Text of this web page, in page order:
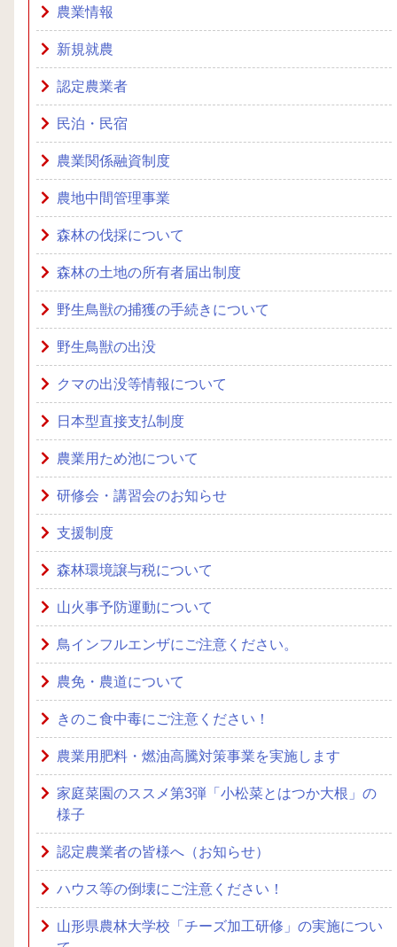
農業情報
新規就農
認定農業者
民泊・民宿
農業関係融資制度
農地中間管理事業
森林の伐採について
森林の土地の所有者届出制度
野生鳥獣の捕獲の手続きについて
野生鳥獣の出没
クマの出没等情報について
日本型直接支払制度
農業用ため池について
研修会・講習会のお知らせ
支援制度
森林環境譲与税について
山火事予防運動について
鳥インフルエンザにご注意ください。
農免・農道について
きのこ食中毒にご注意ください！
農業用肥料・燃油高騰対策事業を実施します
家庭菜園のススメ第3弾「小松菜とはつか大根」の
様子
認定農業者の皆様へ（お知らせ）
ハウス等の倒壊にご注意ください！
山形県農林大学校「チーズ加工研修」の実施につい